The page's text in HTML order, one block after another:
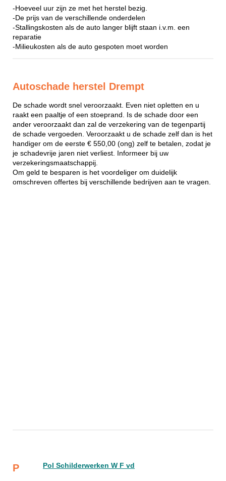
-Hoeveel uur zijn ze met het herstel bezig.
-De prijs van de verschillende onderdelen
-Stallingskosten als de auto langer blijft staan i.v.m. een
reparatie
-Milieukosten als de auto gespoten moet worden
Autoschade herstel Drempt
De schade wordt snel veroorzaakt. Even niet opletten en u
raakt een paaltje of een stoeprand. Is de schade door een
ander veroorzaakt dan zal de verzekering van de tegenpartij
de schade vergoeden. Veroorzaakt u de schade zelf dan is het
handiger om de eerste € 550,00 (ong) zelf te betalen, zodat je
je schadevrije jaren niet verliest. Informeer bij uw
verzekeringsmaatschappij.
Om geld te besparen is het voordeliger om duidelijk
omschreven offertes bij verschillende bedrijven aan te vragen.
P Pol Schilderwerken W F vd